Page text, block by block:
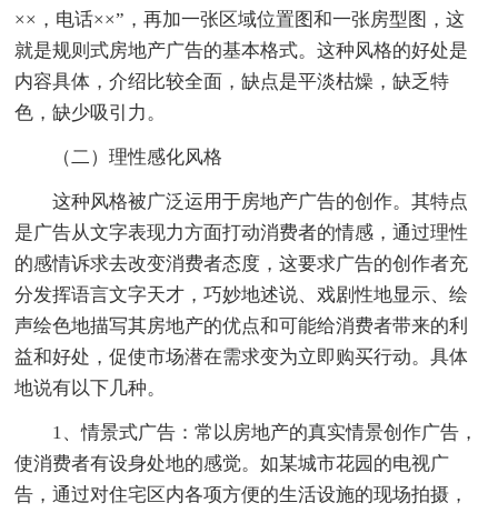
××，电话××”，再加一张区域位置图和一张房型图，这
就是规则式房地产广告的基本格式。这种风格的好处是
内容具体，介绍比较全面，缺点是平淡枯燥，缺乏特
色，缺少吸引力。
（二）理性感化风格
这种风格被广泛运用于房地产广告的创作。其特点
是广告从文字表现力方面打动消费者的情感，通过理性
的感情诉求去改变消费者态度，这要求广告的创作者充
分发挥语言文字天才，巧妙地述说、戏剧性地显示、绘
声绘色地描写其房地产的优点和可能给消费者带来的利
益和好处，促使市场潜在需求变为立即购买行动。具体
地说有以下几种。
1、情景式广告：常以房地产的真实情景创作广告，
使消费者有设身处地的感觉。如某城市花园的电视广
告，通过对住宅区内各项方便的生活设施的现场拍摄，